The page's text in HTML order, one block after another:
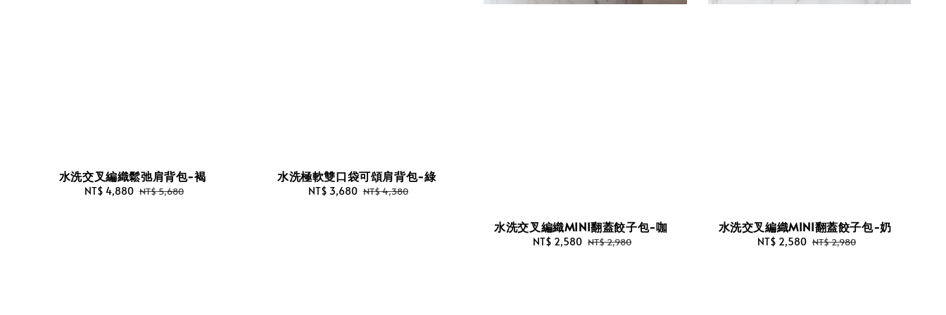
水洗交叉編織鬆弛肩背包-褐
Sale
NT$ 4,880 Regular
NT$ 5,680
水洗極軟雙口袋可頌肩背包-綠
Sale
NT$ 3,680 Regular
NT$ 4,380
水洗交叉編織MINI翻蓋餃子包-咖
Sale
NT$ 2,580 Regular
NT$ 2,980
水洗交叉編織MINI翻蓋餃子包-奶
Sale
NT$ 2,580 Regular
NT$ 2,980